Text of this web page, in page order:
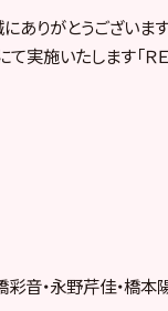
ありがとうございます
施いたします「ＲＥ
彩音・永野芹佳・橋